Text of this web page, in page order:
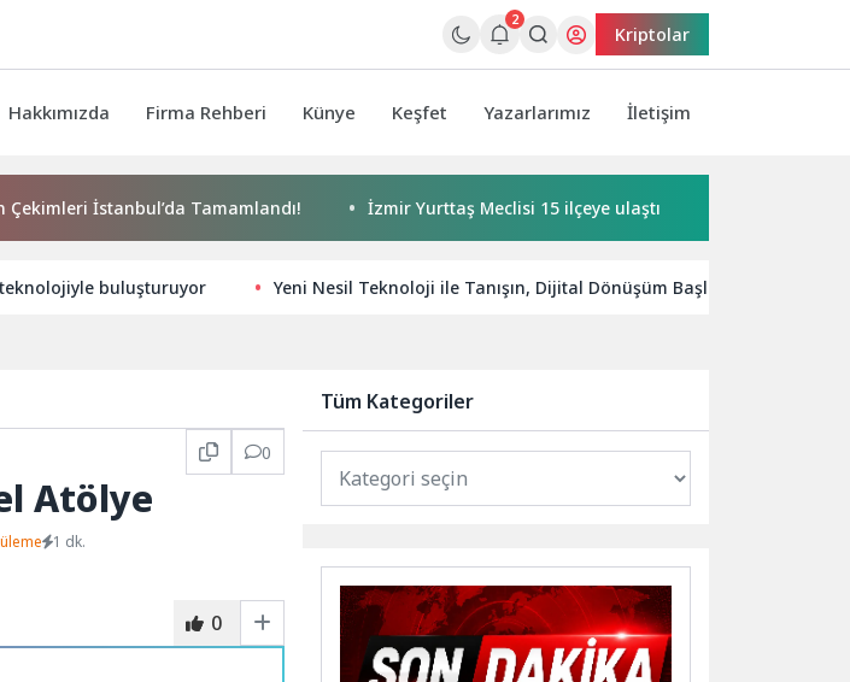
2
Kriptolar
Hakkımızda Firma Rehberi Künye Keşfet Yazarlarımız İletişim
İstanbul’da Tamamlandı! İzmir Yurttaş Meclisi 15 ilçeye ulaştı
teknolojiyle buluşturuyor Yeni Nesil Teknoloji ile Tanışın, Dijital Dönüşüm Başlasın!
0
Atölye
1 dk.
0
Tüm Kategoriler